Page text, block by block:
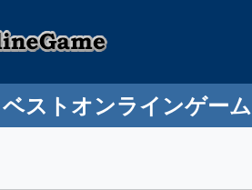
ストオンラインゲーム